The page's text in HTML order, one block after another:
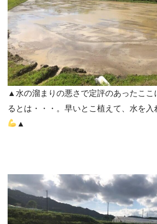
▲水の溜まりの悪さで定評のあったここ
るとは・・・。早いとこ植えて、水を入
▲